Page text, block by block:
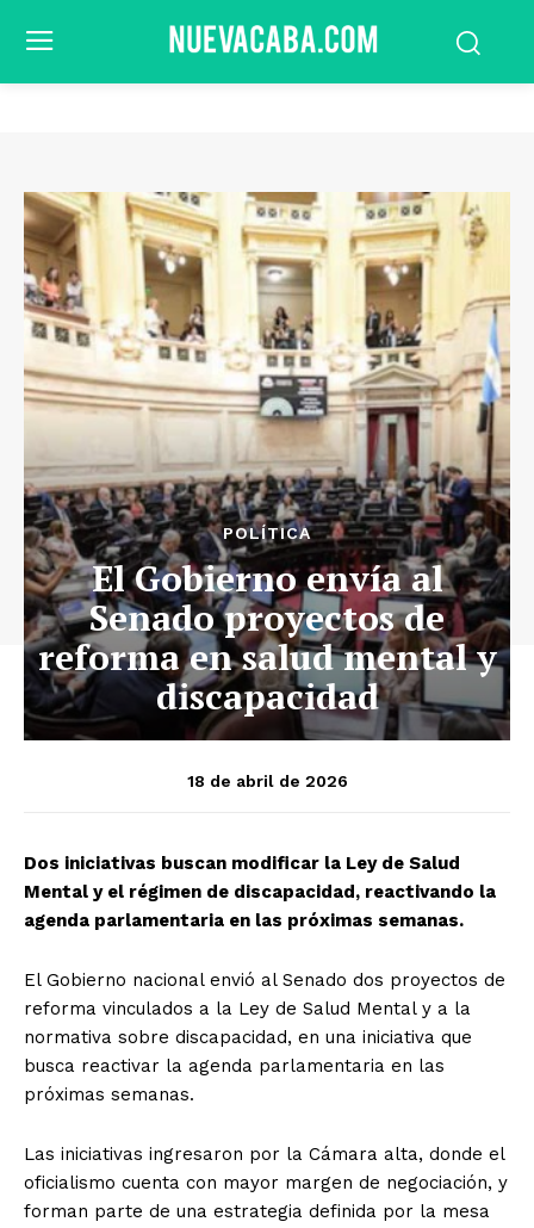
POLÍTICA
El Gobierno envía al
Senado proyectos de
reforma en salud mental y
discapacidad
18 de abril de 2026
Dos iniciativas buscan modificar la Ley de Salud
Mental y el régimen de discapacidad, reactivando la
agenda parlamentaria en las próximas semanas.
El Gobierno nacional envió al Senado dos proyectos de
reforma vinculados a la Ley de Salud Mental y a la
normativa sobre discapacidad, en una iniciativa que
busca reactivar la agenda parlamentaria en las
próximas semanas.
Las iniciativas ingresaron por la Cámara alta, donde el
oficialismo cuenta con mayor margen de negociación, y
forman parte de una estrategia definida por la mesa